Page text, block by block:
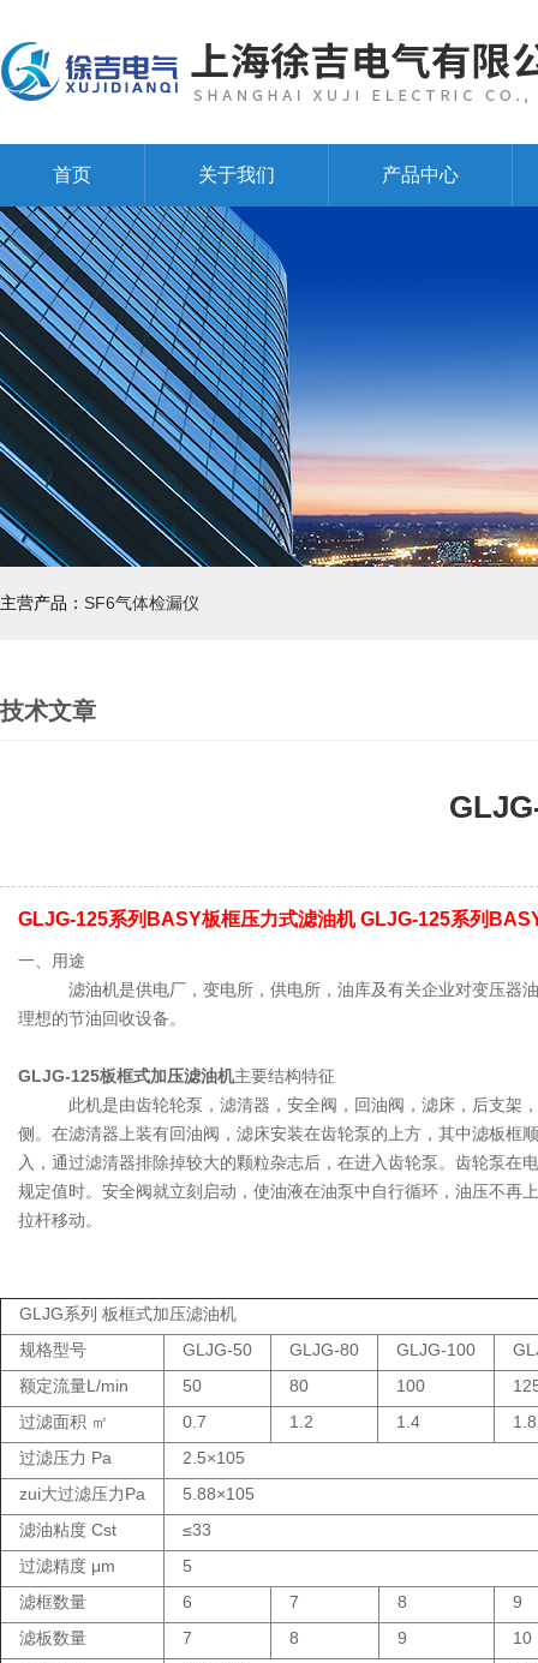
首页 关于我们 产品中心
主营产品： SF6气体检漏仪
技术文章
GLJG-125系列BASY板框压力式滤油机 GLJG-125系列
一、用途
滤油机是供电厂，变电所，供电所，油库及有关企业对变压器油
理想的节油回收设备。
GLJG-125板框式加压滤油机主要结构特征
此机是由齿轮轮泵，滤清器，安全阀，回油阀，滤床，后支架，
侧。在滤清器上装有回油阀，滤床安装在齿轮泵的上方，其中滤板框
入，通过滤清器排除掉较大的颗粒杂志后，在进入齿轮泵。齿轮泵
规定值时。安全阀就立刻启动，使油液在油泵中自行循环，油压不再
拉杆移动。
GLJG系列 板框式加压滤油机
规格型号
GLJG-50 GLJG-80 GLJG-100
额定流量L/min
50 80 100
过滤面积 ㎡
0.7 1.2 1.4
1.8
过滤压力 Pa
2.5×105
zui大过滤压力Pa
5.88×105
滤油粘度 Cst
≤33
过滤精度 μm
5
滤框数量
6 7 8
9
滤板数量
7 8 9
10